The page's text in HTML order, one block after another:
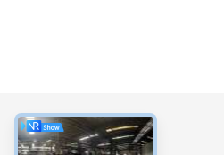
সম্বন্ধে